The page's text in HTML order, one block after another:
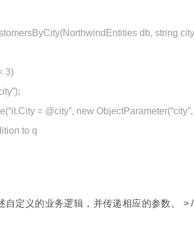
db, string
3)
= @city”, new
to q
自定义的业务逻辑，并传递相应的参数。 >